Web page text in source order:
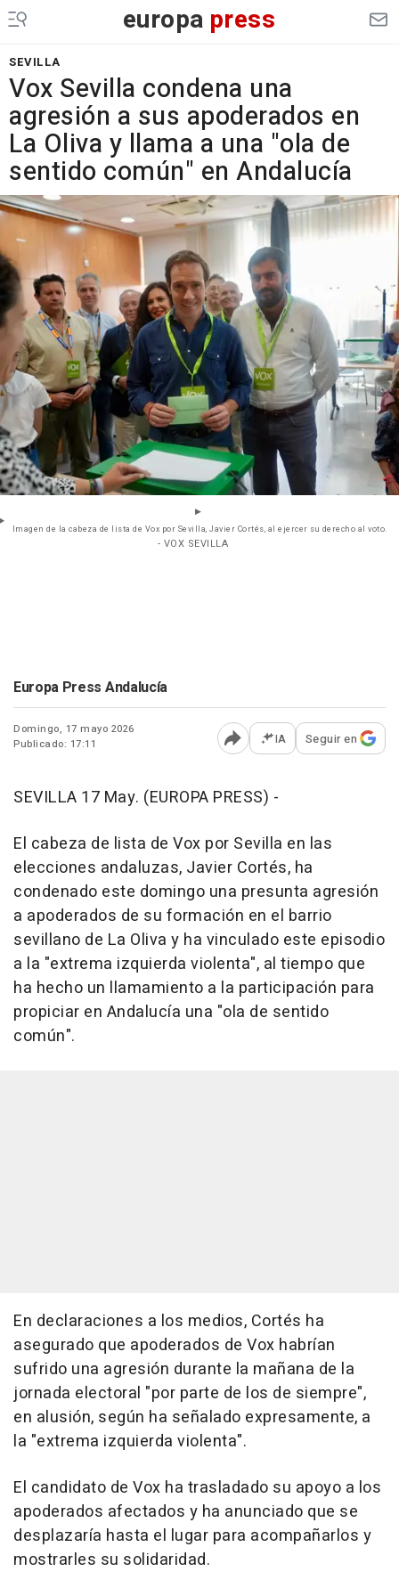
europa press
SEVILLA
Vox Sevilla condena una
agresión a sus apoderados en
La Oliva y llama a una "ola de
sentido común" en Andalucía
Imagen de la cabeza de lista de Vox por Sevilla, Javier Cortés, al ejercer su derecho al voto.
- VOX SEVILLA
Europa Press Andalucía
Domingo, 17 mayo 2026
Publicado: 17:11
Abrir opciones para
IA Seguir en
SEVILLA 17 May. (EUROPA PRESS) -
El cabeza de lista de Vox por Sevilla en las
elecciones andaluzas, Javier Cortés, ha
condenado este domingo una presunta agresión
a apoderados de su formación en el barrio
sevillano de La Oliva y ha vinculado este episodio
a la "extrema izquierda violenta", al tiempo que
ha hecho un llamamiento a la participación para
propiciar en Andalucía una "ola de sentido
común".
En declaraciones a los medios, Cortés ha
asegurado que apoderados de Vox habrían
sufrido una agresión durante la mañana de la
jornada electoral "por parte de los de siempre",
en alusión, según ha señalado expresamente, a
la "extrema izquierda violenta".
El candidato de Vox ha trasladado su apoyo a los
apoderados afectados y ha anunciado que se
desplazaría hasta el lugar para acompañarlos y
mostrarles su solidaridad.